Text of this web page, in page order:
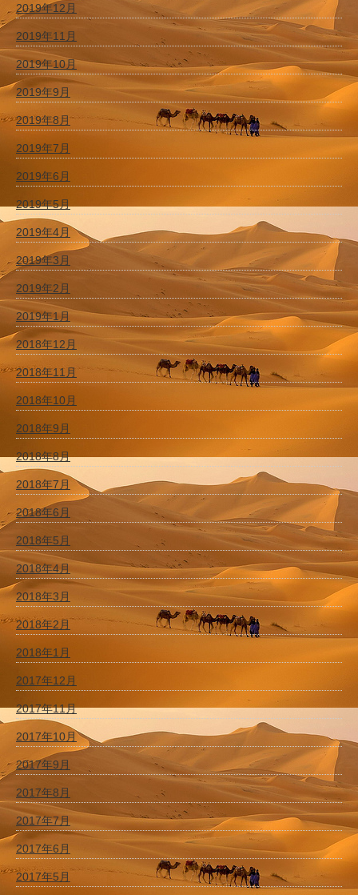
2019年12月
2019年11月
2019年10月
2019年9月
2019年8月
2019年7月
2019年6月
2019年5月
2019年4月
2019年3月
2019年2月
2019年1月
2018年12月
2018年11月
2018年10月
2018年9月
2018年8月
2018年7月
2018年6月
2018年5月
2018年4月
2018年3月
2018年2月
2018年1月
2017年12月
2017年11月
2017年10月
2017年9月
2017年8月
2017年7月
2017年6月
2017年5月